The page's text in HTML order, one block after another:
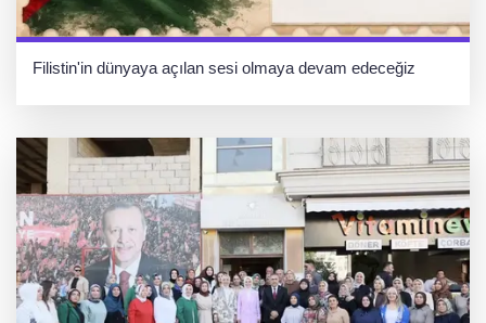
Filistin'in dünyaya açılan sesi olmaya devam edeceğiz